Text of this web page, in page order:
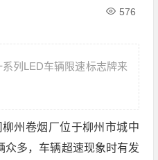
576
列LED车辆限速标志牌来
州卷烟厂位于柳州市城中
众多，车辆超速现象时有发